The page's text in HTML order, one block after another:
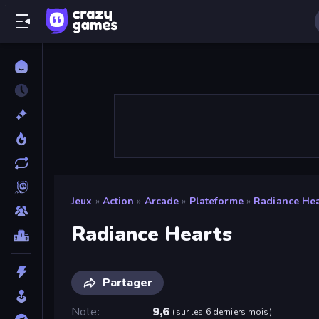
Jeux » Action » Arcade » Plateforme » Radiance
Radiance Hearts
Partager
Note
9,6 (sur les 6 derniers mois)